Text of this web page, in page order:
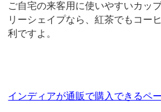
ご自宅の来客用に使いやすいカップ
リーシェイプなら、紅茶でもコー
利ですよ。
インディアが通販で購入できるペ